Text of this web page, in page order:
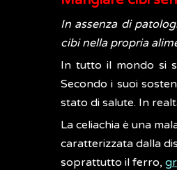
In assenza di
cibi nella propria
In tutto il mondo si
Secondo i suoi
stato di salute. In
La celiachia è una
caratterizzata dalla
soprattutto il ferro,